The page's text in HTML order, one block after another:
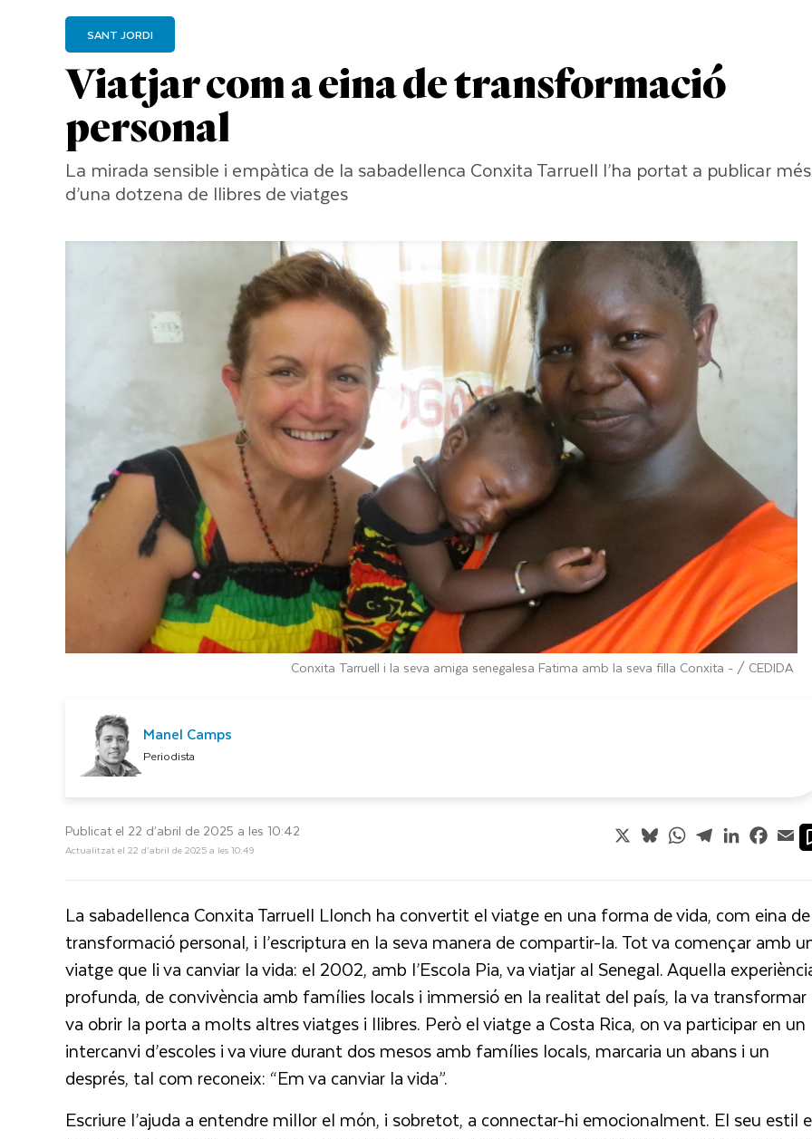
Viatjar com a eina de transformació
personal
SANT JORDI
La mirada sensible i empàtica de la sabadellenca Conxita Tarruell l’ha portat a publicar més
d’una dotzena de llibres de viatges
Conxita Tarruell i la seva amiga senegalesa Fatima amb la seva filla Conxita - / CEDIDA
Manel Camps
Periodista
Publicat el 22 d’abril de 2025 a les 10:42
Actualitzat el 22 d’abril de 2025 a les 10:49
X BlueskyWhatsApp
TelegramLinkedIn
La sabadellenca Conxita Tarruell Llonch ha convertit el viatge en una forma de vida, com eina de
transformació personal, i l’escriptura en la seva manera de compartir-la. Tot va començar amb
viatge que li va canviar la vida: el 2002, amb l’Escola Pia, va viatjar al Senegal. Aquella
profunda, de convivència amb famílies locals i immersió en la realitat del país, la va transformar
va obrir la porta a molts altres viatges i llibres. Però el viatge a Costa Rica, on va participar en un
intercanvi d’escoles i va viure durant dos mesos amb famílies locals, marcaria un abans i un
després, tal com reconeix: “Em va canviar la vida”.
Escriure l’ajuda a entendre millor el món, i sobretot, a connectar-hi emocionalment. El seu estil